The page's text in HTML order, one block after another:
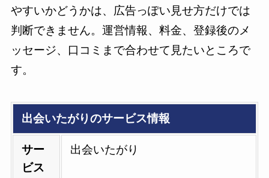
やすいかどうかは、広告っぽい見せ方だけでは
判断できません。運営情報、料金、登録後のメ
ッセージ、口コミまで合わせて見たいところで
す。
出会いたがりのサービス情報
サー
ビス
出会いたがり